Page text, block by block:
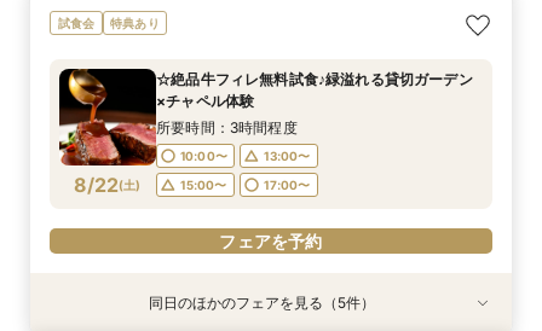
8/21(金)
【直前予約◎】初めての見学でも安心！見学×見
積り相談会
10:00〜
15:00〜
17:00〜
フェアを予約
8/21(金)
［タイパ重視］90分で相談会＆館内見学フェア
10:00〜
13:00〜
15:00〜
19:00〜
フェアを予約
8/21(金)
☆【衣裳重視】ドレスサロンでの試着メインフェ
ア×カラー診断
10:00〜
16:00〜
フェアを予約
8/21(金)
［韓国風レタッチが人気！］フォトウエディング
相談会
10:00〜
14:00〜
16:00〜
18:00〜
8/21(金)
［少人数貸切ウェディング］BIG特典×絶品牛
フィレ試食
10:00〜
フェアを予約
8/21(金)
［★平日限定★］全館ゆったり見学×絶品ランチ
付き相談会
10:00〜
フェアを予約
8/21(金)
平日【予算も安心◎】6ヶ月以内★マタニティ＆
パパママキッズ婚
10:00〜
フェアを予約
試食会 特典あり
8/22(土)
☆絶品牛フィレ無料試食♪緑溢れる貸切ガーデン
×チャペル体験
所要時間：3時間程度
10:00〜
13:00〜
15:00〜
17:00〜
フェアを予約
同日のほかのフェアを見る（5件）